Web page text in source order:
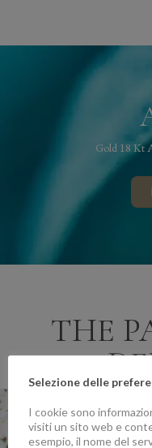
Gold 18 Kt
THE
Selezione delle
I cookie sono
visiti un sito web e
esempio, il nome del